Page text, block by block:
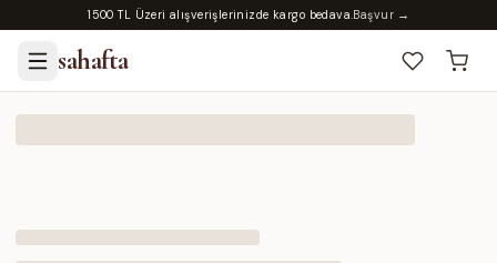
1500 TL Üzeri alışverişlerinizde kargo bedava.Başvur →
sahafta